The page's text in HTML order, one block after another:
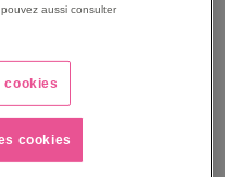
multifonctionnelle Pluripiu 3
hauteurs
116,00 €
aussi consulter
cookies
cookies